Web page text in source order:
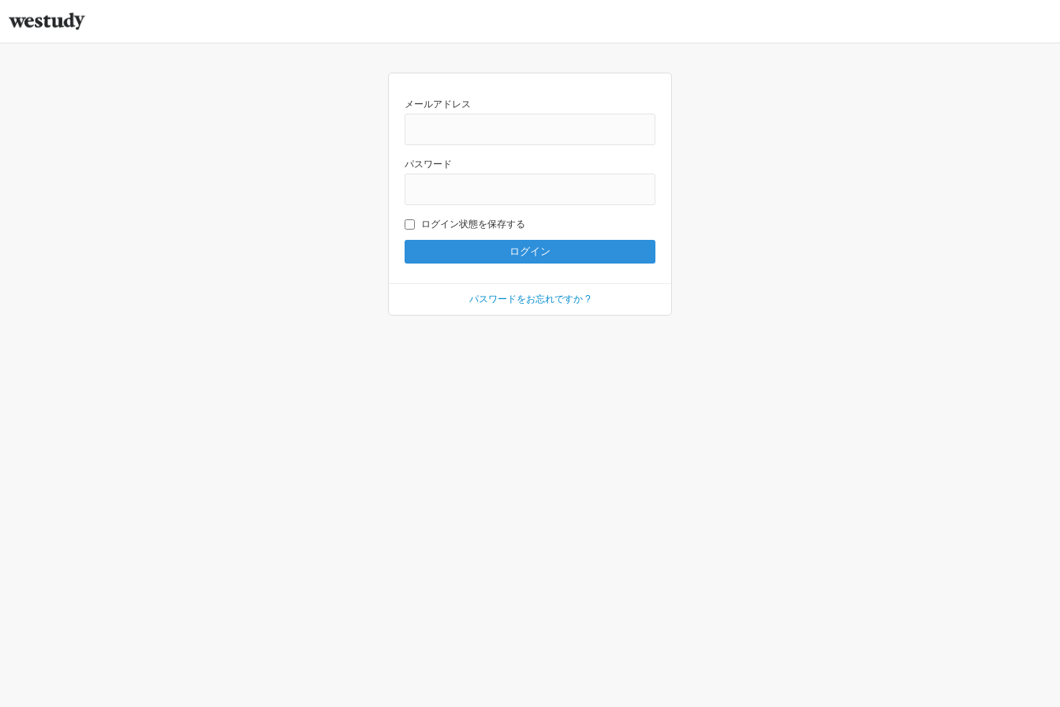
メールアドレス
パスワード
ログイン状態を保存する
パスワードをお忘れですか ?